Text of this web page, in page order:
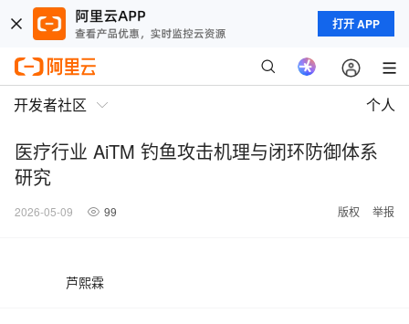
打开 APP
开发者社区 个人
医疗行业 AiTM 钓鱼攻击机理与闭环防御体系
研究
2026-05-09 99 版权 举报
芦熙霖